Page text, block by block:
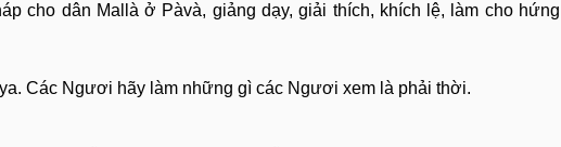
cho dân Mallà ở Pàvà, giảng dạy, giải thích, khích lệ, làm cho hứng
Các Ngươi hãy làm những gì các Ngươi xem là phải thời.